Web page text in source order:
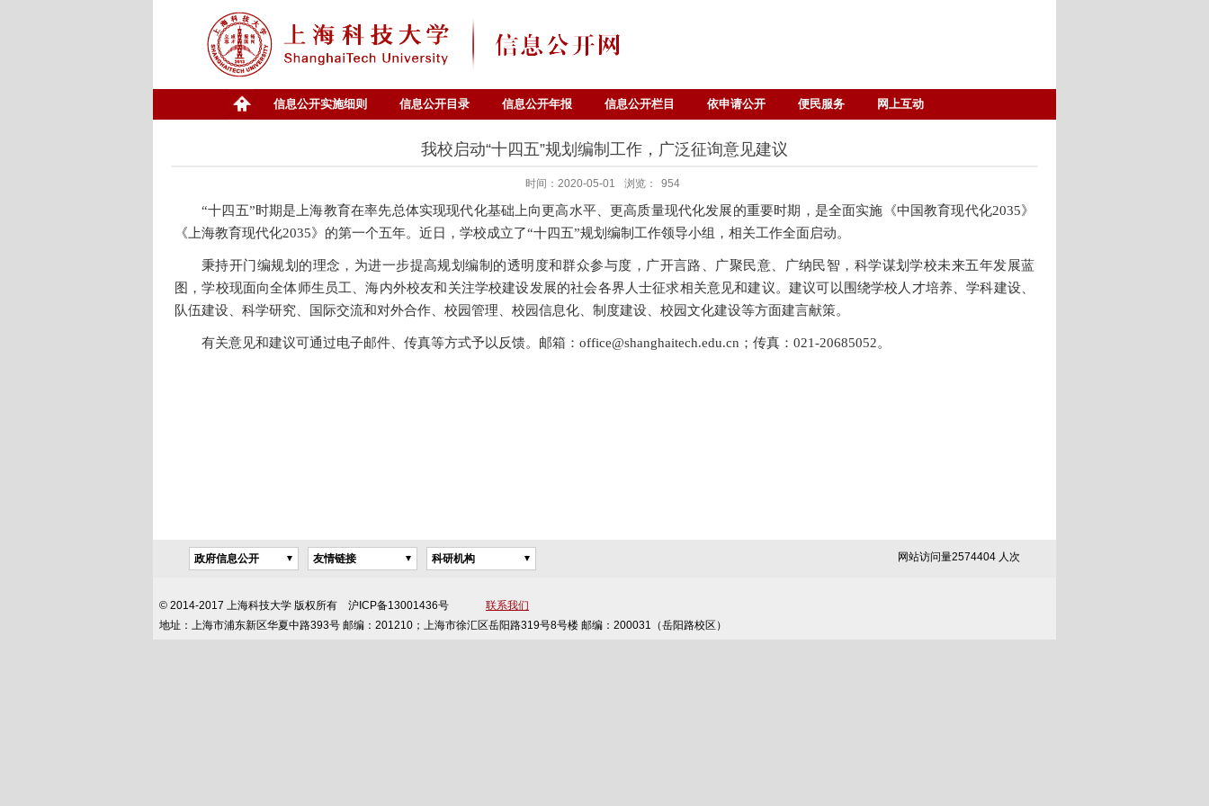
信息公开实施细则 信息公开目录 信息公开年报 信息公开栏目 依申请公开 便民服务 网上互动
我校启动“十四五”规划编制工作，广泛征询意见建议
时间：2020-05-01 浏览： 954
“十四五”时期是上海教育在率先总体实现现代化基础上向更高水平、更高质量现代化发展的重要时期，是全面实施《中国教育现代化2035》
《上海教育现代化2035》的第一个五年。近日，学校成立了“十四五”规划编制工作领导小组，相关工作全面启动。
秉持开门编规划的理念，为进一步提高规划编制的透明度和群众参与度，广开言路、广聚民意、广纳民智，科学谋划学校未来五年发展蓝
图，学校现面向全体师生员工、海内外校友和关注学校建设发展的社会各界人士征求相关意见和建议。建议可以围绕学校人才培养、学科建设、
队伍建设、科学研究、国际交流和对外合作、校园管理、校园信息化、制度建设、校园文化建设等方面建言献策。
有关意见和建议可通过电子邮件、传真等方式予以反馈。邮箱：office@shanghaitech.edu.cn；传真：021-20685052。
政府信息公开 友情链接 科研机构 网站访问量2574404 人次
© 2014-2017 上海科技大学 版权所有 沪ICP备13001436号
联系我们
地址：上海市浦东新区华夏中路393号 邮编：201210；上海市徐汇区岳阳路319号8号楼 邮编：200031（岳阳路校区）